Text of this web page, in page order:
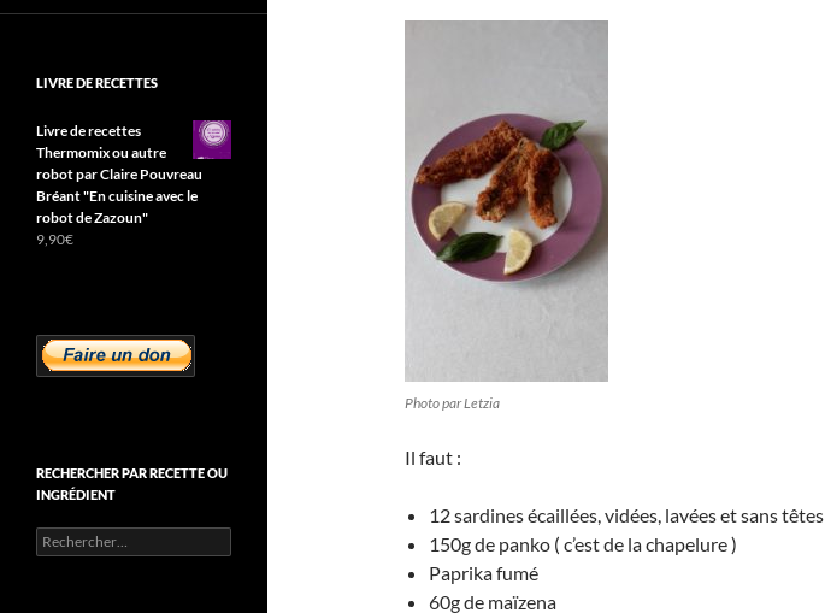
Photo par Letzia
Il faut :
12 sardines écaillées, vidées, lavées et sans têtes
150g de panko ( c’est de la chapelure )
Paprika fumé
60g de maïzena
LIVRE DE RECETTES
Livre de recettes
Thermomix ou autre
robot par Claire Pouvreau
Bréant "En cuisine avec le
robot de Zazoun"
9,90€
RECHERCHER PAR RECETTE OU
INGRÉDIENT
Rechercher :